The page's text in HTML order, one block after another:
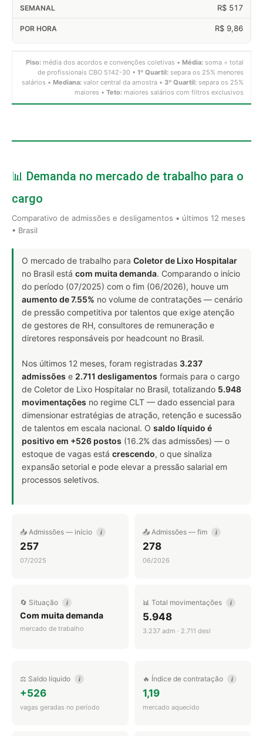
R$ 517
R$ 9,86
Piso: média dos acordos e convenções coletivas • Média: soma ÷ total
de profissionais CBO 5142-30 • 1º Quartil: separa os 25% menores
salários • Mediana: valor central da amostra • 3º Quartil: separa os 25%
maiores • Teto: maiores salários com filtros exclusivos
📊 Demanda no mercado de trabalho para o
cargo
Comparativo de admissões e desligamentos • últimos 12 meses
• Brasil
O mercado de trabalho para Coletor de Lixo Hospitalar
no Brasil está com muita demanda. Comparando o início
do período (07/2025) com o fim (06/2026), houve um
aumento de 7.55% no volume de contratações — cenário
de pressão competitiva por talentos que exige atenção
de gestores de RH, consultores de remuneração e
diretores responsáveis por headcount no Brasil.
Nos últimos 12 meses, foram registradas 3.237
admissões e 2.711 desligamentos formais para o cargo
de Coletor de Lixo Hospitalar no Brasil, totalizando 5.948
movimentações no regime CLT — dado essencial para
dimensionar estratégias de atração, retenção e sucessão
de talentos em escala nacional. O saldo líquido é
positivo em +526 postos (16.2% das admissões) — o
estoque de vagas está crescendo, o que sinaliza
expansão setorial e pode elevar a pressão salarial em
processos seletivos.
📥 Admissões — início i
257
07/2025
📤 Admissões — fim i
278
06/2026
🔄 Situação i
Com muita demanda
mercado de trabalho
📊 Total movimentações i
5.948
3.237 adm · 2.711 desl
⚖️ Saldo líquido i
+526
vagas geradas no período
🔥 Índice de contratação i
1,19
mercado aquecido